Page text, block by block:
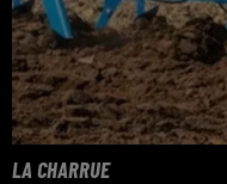
LA CHARRUE